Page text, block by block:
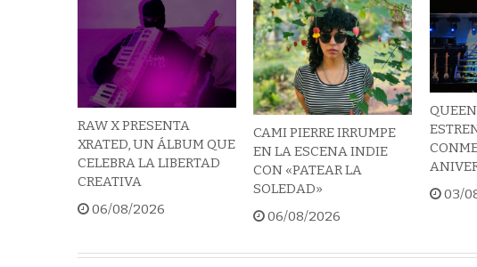
RAW X PRESENTA
XRATED, UN ÁLBUM QUE
CELEBRA LA LIBERTAD
CREATIVA
06/08/2026
CAMI PIERRE IRRUMPE
EN LA ESCENA INDIE
CON «PATEAR LA
SOLEDAD»
06/08/2026
03/